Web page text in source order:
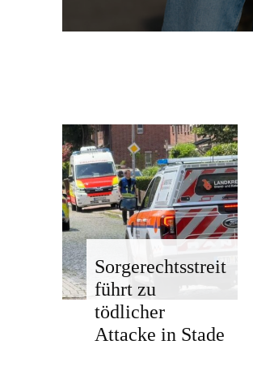
Sorgerechtsstreit
führt zu
tödlicher
Attacke in Stade